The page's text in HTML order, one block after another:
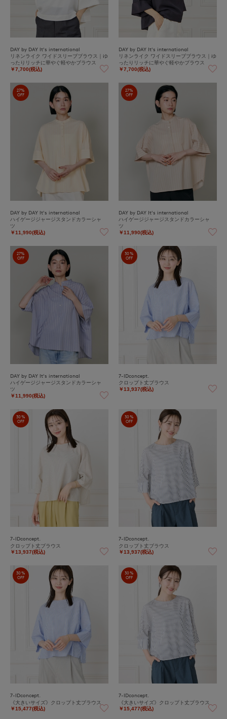
DAY by DAY It's international
リネンライク ワイドスリーブブラウス｜ゆ
ったりリッチに華やぐ軽やかブラウス
￥7,700(税込)
DAY by DAY It's international
リネンライク ワイドスリーブブラウス｜ゆ
ったりリッチに華やぐ軽やかブラウス
￥7,700(税込)
27%
OFF
DAY by DAY It's international
ハイゲージジャージスタンドカラーシャ
ツ
￥11,990(税込)
27%
OFF
DAY by DAY It's international
ハイゲージジャージスタンドカラーシャ
ツ
￥11,990(税込)
27%
OFF
DAY by DAY It's international
ハイゲージジャージスタンドカラーシャ
ツ
￥11,990(税込)
30%
OFF
7-IDconcept.
クロップト丈ブラウス
￥13,937(税込)
30%
OFF
7-IDconcept.
クロップト丈ブラウス
￥13,937(税込)
30%
OFF
7-IDconcept.
クロップト丈ブラウス
￥13,937(税込)
30%
OFF
7-IDconcept.
《大きいサイズ》クロップト丈ブラウス
￥15,477(税込)
30%
OFF
7-IDconcept.
《大きいサイズ》クロップト丈ブラウス
￥15,477(税込)